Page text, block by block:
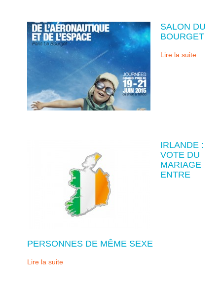
SALON DU
BOURGET
Lire la suite
IRLANDE :
VOTE DU
MARIAGE
ENTRE
PERSONNES DE MÊME SEXE
Lire la suite